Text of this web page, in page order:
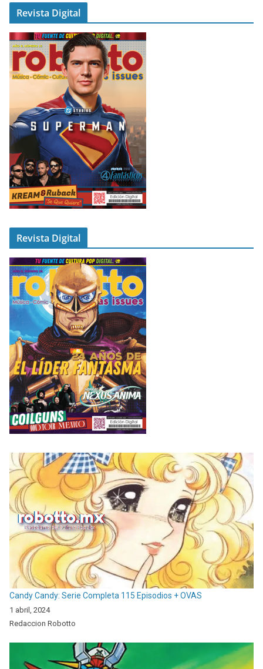
Revista Digital
Revista Digital
Candy Candy: Serie Completa 115 Episodios + OVAS
1 abril, 2024
Redaccion Robotto